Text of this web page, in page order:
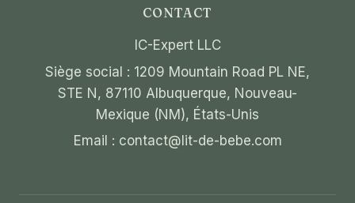
CONTACT
IC-Expert LLC
Siège social : 1209 Mountain Road PL NE,
STE N, 87110 Albuquerque, Nouveau-
Mexique (NM), États-Unis
Email : contact@lit-de-bebe.com